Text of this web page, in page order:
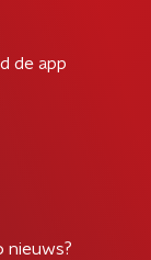
de app
nieuws?